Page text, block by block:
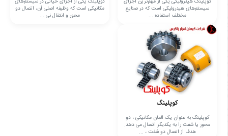
سیستم‌های هیدرولیکی است که در صنایع
مختلف استفاده ...
مکانیکی است که وظیفه اصلی آن، اتصال دو
محور و انتقال نی ...
کوپلینگ
کوپلینگ به عنوان یک المان مکانیکی ، دو
محور یا شفت را به یکدیگر اتصال می دهد.
هدف از اتصال دو شفت ، ...